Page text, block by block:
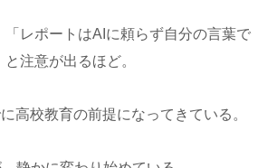
「レポートはAIに頼らず自分の言葉で
注意が出るほど。
高校教育の前提になってきている。